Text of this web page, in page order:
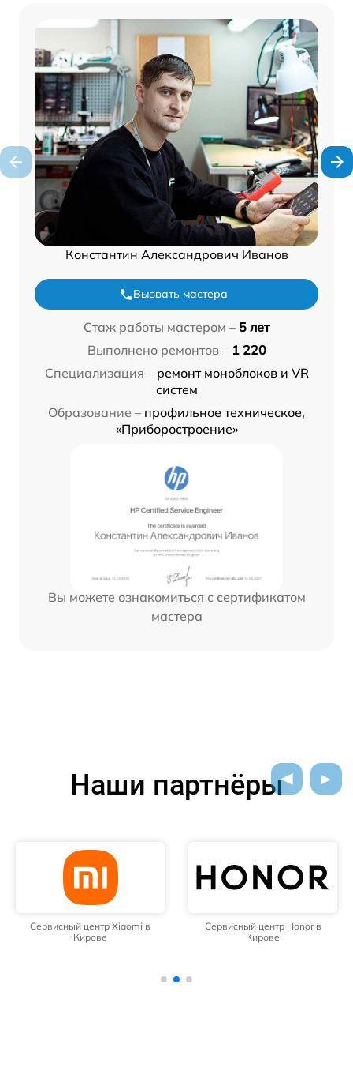
Константин Александрович Иванов
Вызвать мастера
Стаж работы мастером – 5 лет
Выполнено ремонтов – 1 220
Специализация – ремонт моноблоков и VR
систем
Образование – профильное техническое,
«Приборостроение»
Вы можете ознакомиться с сертификатом
мастера
Наши партнёры
Сервисный центр Xiaomi в
Кирове
Сервисный центр Honor в
Кирове